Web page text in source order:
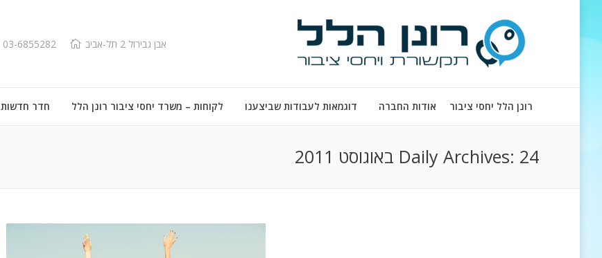
אבן גבירול 2 תל-אביב 03-6855282
רונן הלל יחסי ציבור אודות החברה דוגמאות לעבודות שביצענו לקוחות – משרד יחסי ציבור רונן הלל חדר חדשות
Daily Archives: 24 באוגוסט 2011